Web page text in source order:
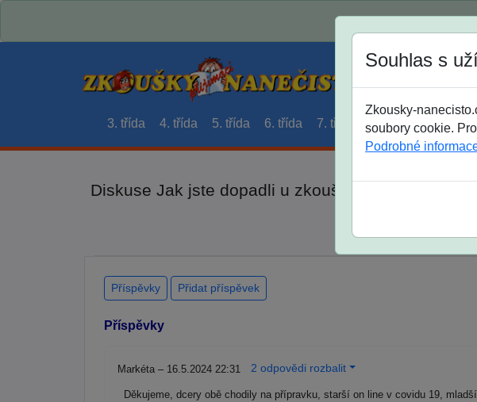
3. třída 4. třída 5. třída 6. třída 7. třída 8. třída 9. třída
Diskuse Jak jste dopadli u zkoušek na SŠ? Vaše
Souhlas s
Zkousky-
soubory cookie.
Podrobné
Příspěvky Přidat příspěvek
Příspěvky
Markéta – 16.5.2024 22:31 2 odpovědi rozbalit
Děkujeme, dcery obě chodily na přípravku, starší on line v covidu 19,